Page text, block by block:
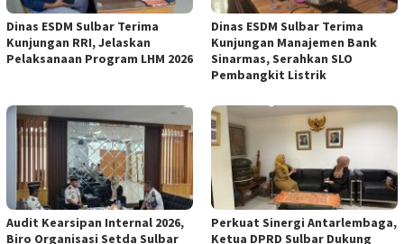
Dinas ESDM Sulbar Terima
Kunjungan RRI, Jelaskan
Pelaksanaan Program LHM 2026
Dinas ESDM Sulbar Terima
Kunjungan Manajemen Bank
Sinarmas, Serahkan SLO
Pembangkit Listrik
Audit Kearsipan Internal 2026,
Biro Organisasi Setda Sulbar
Perkuat Sinergi Antarlembaga,
Ketua DPRD Sulbar Dukung